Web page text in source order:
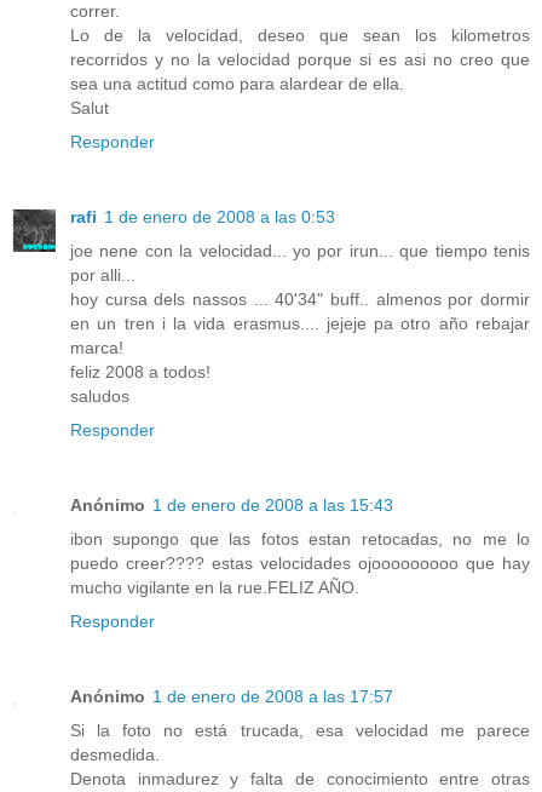
correr.
Lo de la velocidad, deseo que sean los kilometros
recorridos y no la velocidad porque si es asi no creo que
sea una actitud como para alardear de ella.
Salut
Responder
rafi 1 de enero de 2008 a las 0:53
joe nene con la velocidad... yo por irun... que tiempo tenis
por alli...
hoy cursa dels nassos ... 40'34" buff.. almenos por dormir
en un tren i la vida erasmus.... jejeje pa otro año rebajar
marca!
feliz 2008 a todos!
saludos
Responder
Anónimo 1 de enero de 2008 a las 15:43
ibon supongo que las fotos estan retocadas, no me lo
puedo creer???? estas velocidades ojooooooooo que hay
mucho vigilante en la rue.FELIZ AÑO.
Responder
Anónimo 1 de enero de 2008 a las 17:57
Si la foto no está trucada, esa velocidad me parece
desmedida.
Denota inmadurez y falta de conocimiento entre otras